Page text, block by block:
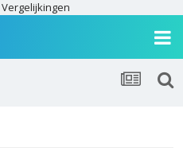
Vergelijkingen